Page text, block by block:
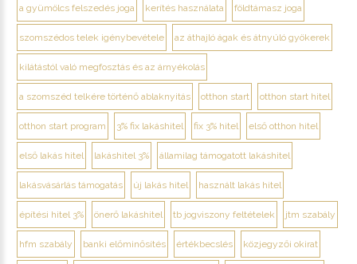
a gyümölcs felszedés joga kerítés használata földtámasz joga
szomszédos telek igénybevétele az áthajló ágak és átnyúló gyökerek
kilátástól való megfosztás és az árnyékolás
a szomszéd telkére történő ablaknyitás otthon start otthon start hitel
otthon start program 3% fix lakáshitel fix 3% hitel első otthon hitel
első lakás hitel lakáshitel 3% államilag támogatott lakáshitel
lakásvásárlás támogatás új lakás hitel használt lakás hitel
építési hitel 3% önerő lakáshitel tb jogviszony feltételek jtm szabály
hfm szabály banki előminősítés értékbecslés közjegyzői okirat